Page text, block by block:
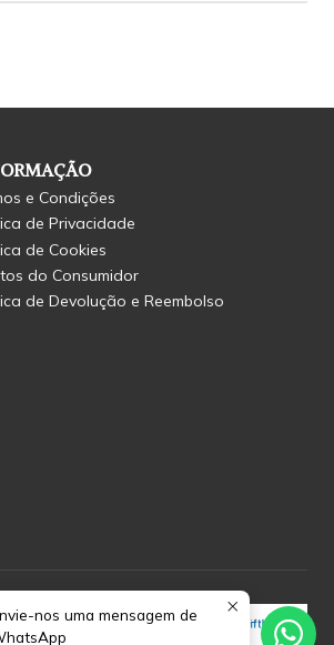
e Condições
de Privacidade
de Cookies
do Consumidor
de Devolução e Reembolso
nos uma mensagem de